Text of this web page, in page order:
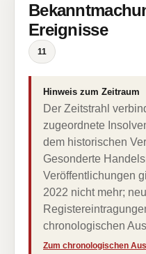
Ereignisse
11
Hinweis zum Zeitraum
Der Zeitstrahl
zugeordnete
dem historischen
Gesonderte
Veröffentlichungen
2022 nicht mehr;
chronologischen
Zum chronologischen